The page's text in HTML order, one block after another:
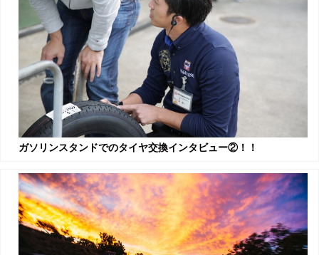
ガソリンスタンドでのタイヤ交換インタビュー②！！